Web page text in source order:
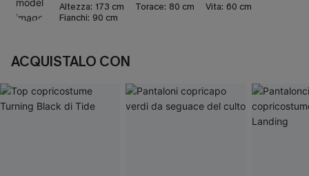
Altezza: 173 cm Torace: 80 cm Vita: 60 cm
Fianchi: 90 cm
ACQUISTALO CON